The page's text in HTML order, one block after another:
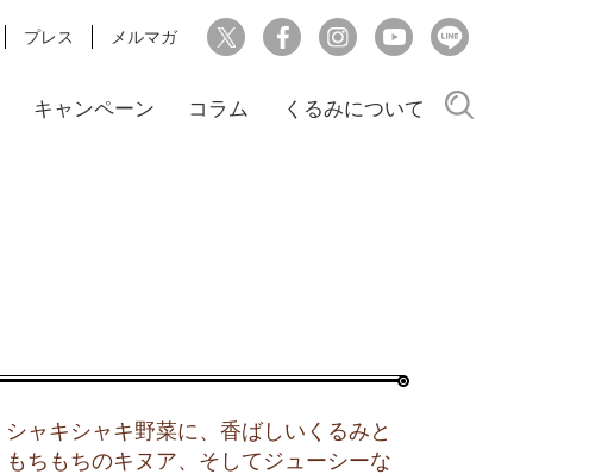
プレス メルマガ
キャンペーン コラム くるみについて
シャキシャキ野菜に、香ばしいくるみと
もちもちのキヌア、そしてジューシーな